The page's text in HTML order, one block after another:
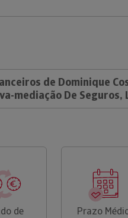
de Dominique
mediação De Seguros,
de
Prazo